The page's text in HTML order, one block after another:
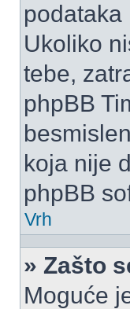
podataka
Ukoliko
tebe,
phpBB
koja nije
phpBB
Vrh
» Zašto
Moguće